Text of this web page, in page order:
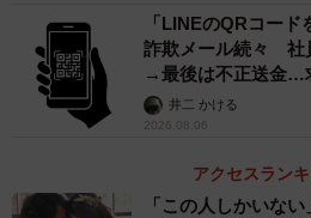
は、決済が簡単にできることも
要です。
「子どもは、クレジットカードの
大丈夫だろう」と思っているのは
で買い物をしている時に、横で
「LINEのQRコー
詐欺メール続々 社
→最後は不正送金…
提」の対策
井二 かける
2026.08.06
アクセスラン
「この人しかいな